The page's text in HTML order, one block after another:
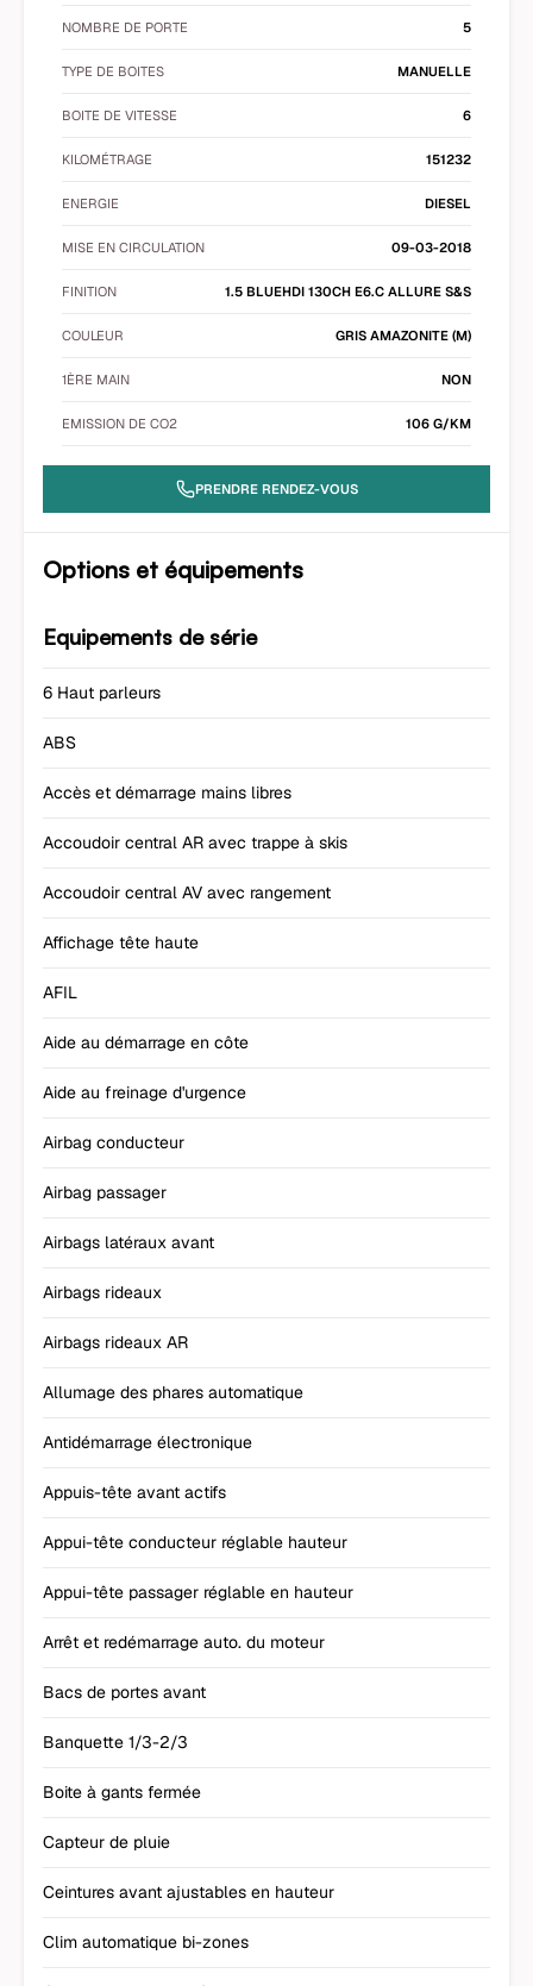
NOMBRE DE PORTE 5
TYPE DE BOITES MANUELLE
BOITE DE VITESSE 6
KILOMÉTRAGE 151232
ENERGIE DIESEL
MISE EN CIRCULATION 09-03-2018
FINITION 1.5 BLUEHDI 130CH E6.C ALLURE S&S
COULEUR GRIS AMAZONITE (M)
1ÈRE MAIN NON
EMISSION DE CO2 106 G/KM
PRENDRE RENDEZ-VOUS
Options et équipements
Equipements de série
6 Haut parleurs
ABS
Accès et démarrage mains libres
Accoudoir central AR avec trappe à skis
Accoudoir central AV avec rangement
Affichage tête haute
AFIL
Aide au démarrage en côte
Aide au freinage d'urgence
Airbag conducteur
Airbag passager
Airbags latéraux avant
Airbags rideaux
Airbags rideaux AR
Allumage des phares automatique
Antidémarrage électronique
Appuis-tête avant actifs
Appui-tête conducteur réglable hauteur
Appui-tête passager réglable en hauteur
Arrêt et redémarrage auto. du moteur
Bacs de portes avant
Banquette 1/3-2/3
Boite à gants fermée
Capteur de pluie
Ceintures avant ajustables en hauteur
Clim automatique bi-zones